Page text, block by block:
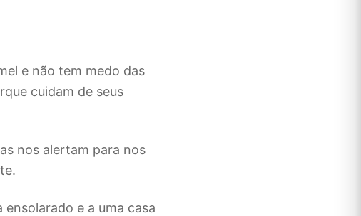
e não tem medo das
cuidam de seus
nos alertam para nos
e a uma casa